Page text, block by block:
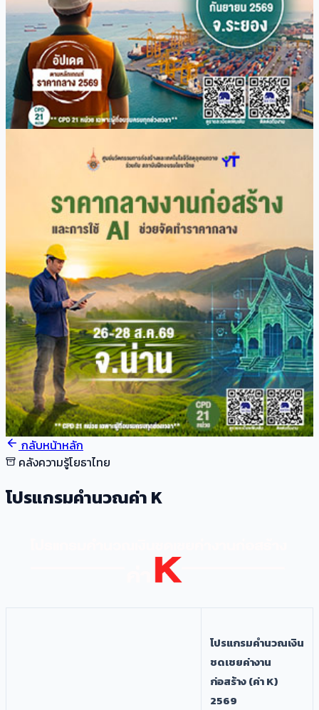
กลับหน้าหลัก
คลังความรู้โยธาไทย
โปรแกรมคำนวณค่า K
​โปรแกรมคำนวณเงิน
ชดเชยค่างาน
ก่อสร้าง (ค่า K)
2569